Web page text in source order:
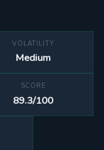
VOLATILITY
Medium
SCORE
89.3/100